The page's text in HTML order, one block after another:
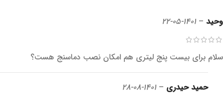
وحید –
1401-05-22
سلام برای بیست پنج لیتری هم امکان نصب دماسنج هست؟
حمید حیدری –
1401-08-28